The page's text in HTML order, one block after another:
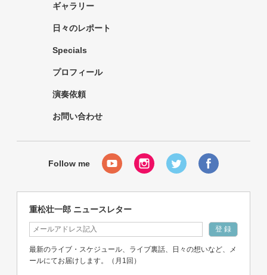
ギャラリー
日々のレポート
Specials
プロフィール
演奏依頼
お問い合わせ
重松壮一郎 ニュースレター
最新のライブ・スケジュール、ライブ裏話、日々の想いなど、メ
ールにてお届けします。（月1回）